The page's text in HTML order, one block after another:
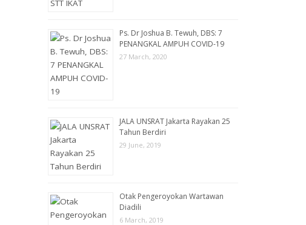
Ps. Dr Joshua B. Tewuh, DBS: 7
PENANGKAL AMPUH COVID-19
27 March, 2020
JALA UNSRAT Jakarta Rayakan 25
Tahun Berdiri
29 June, 2019
Otak Pengeroyokan Wartawan
Diadili
6 March, 2019